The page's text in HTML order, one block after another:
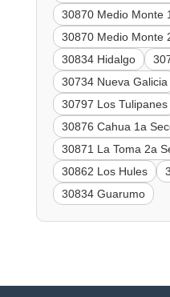
30870 Medio Monte
30870 Medio Monte
30834 Hidalgo
30734 Nueva Galicia
30797 Los Tulipanes
30876 Cahua 1a
30871 La Toma 2a
30862 Los Hules
30834 Guarumo